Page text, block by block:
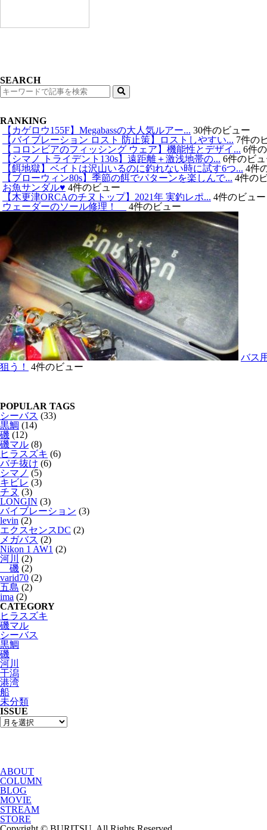
SEARCH
検
索
RANKING
【カゲロウ155F】Megabassの大人気ルアー... 30件のビュー
【バイブレーション ロスト 防止策】ロストしやすい... 7件の
【コロンビアのフィッシング ウェア】機能性とデザイ... 6件
【シマノ トライデント130s】遠距離＋激浅地帯の... 6件のビ
【餌地獄】ベイトは沢山いるのに釣れない時に試す6つ... 4件
【ブローウィン80s】季節の餌でパターンを楽しんで... 4件の
お魚サンダル♥️ 4件のビュー
【木更津ORCAのチヌトップ】2021年 実釣レポ... 4件のビュー
ウェーダーのソール修理！
4件のビュー
バス
狙う！
4件のビュー
POPULAR TAGS
シーバス (33)
黒鯛 (14)
磯 (12)
磯マル (8)
ヒラスズキ (6)
バチ抜け (6)
シマノ (5)
キビレ (3)
チヌ (3)
LONGIN (3)
バイブレーション (3)
levin (2)
エクスセンスDC (2)
メガバス (2)
Nikon 1 AW1 (2)
河川
(2)
磯 (2)
varid70 (2)
五島 (2)
ima (2)
CATEGORY
ヒラスズキ
磯マル
シーバス
黒鯛
磯
河川
干潟
港湾
船
未分類
ISSUE
ABOUT
COLUMN
BLOG
MOVIE
STREAM
STORE